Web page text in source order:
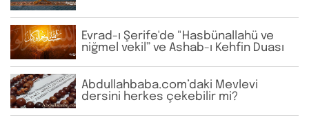
Evrad-ı Şerife'de "Hasbünallahü ve
niğmel vekil” ve Ashab-ı Kehfin Duası
Abdullahbaba.com’daki Mevlevi
dersini herkes çekebilir mi?